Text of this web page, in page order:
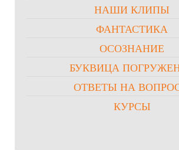
НАШИ КЛИПЫ
ФАНТАСТИКА
ОСОЗНАНИЕ
БУКВИЦА
ОТВЕТЫ НА
КУРСЫ